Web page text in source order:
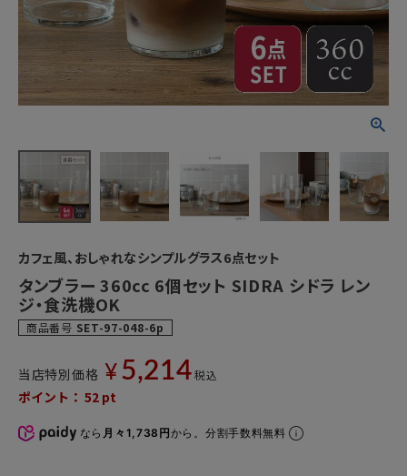
カフェ風、おしゃれなシンプルグラス6点セット
タンブラー 360cc 6個セット SIDRA シドラ レン
ジ・食洗機OK
商品番号 SET-97-048-6p
当店特別価格 ¥ 5,214 税込
ポイント： 52 pt
なら 月々1,738円から。分割手数料無料